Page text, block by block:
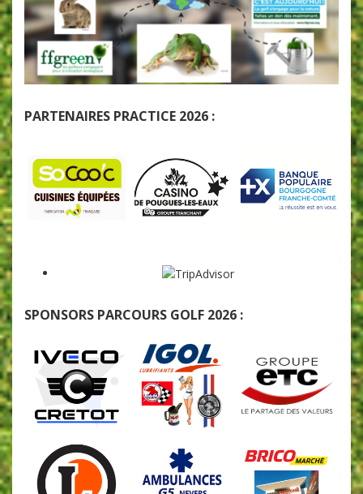
PARTENAIRES PRACTICE 2026 :
SPONSORS PARCOURS GOLF 2026 :